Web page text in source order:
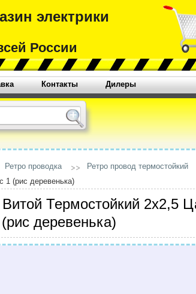
электрики
России
Контакты Дилеры
Ретро проводка Ретро провод термостойкий
1 (рис деревенька)
Термостойкий 2х2,5
деревенька)